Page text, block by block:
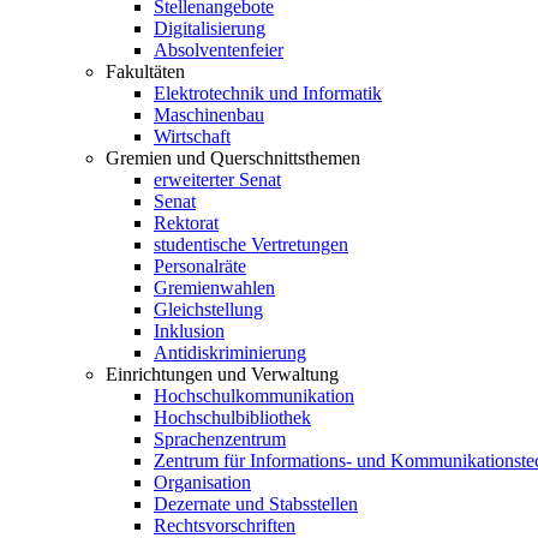
Stellenangebote
Digitalisierung
Absolventenfeier
Fakultäten
Elektrotechnik und Informatik
Maschinenbau
Wirtschaft
Gremien und Querschnittsthemen
erweiterter Senat
Senat
Rektorat
studentische Vertretungen
Personalräte
Gremienwahlen
Gleichstellung
Inklusion
Antidiskriminierung
Einrichtungen und Verwaltung
Hochschulkommunikation
Hochschulbibliothek
Sprachenzentrum
Zentrum für Informations- und
Organisation
Dezernate und Stabsstellen
Rechtsvorschriften